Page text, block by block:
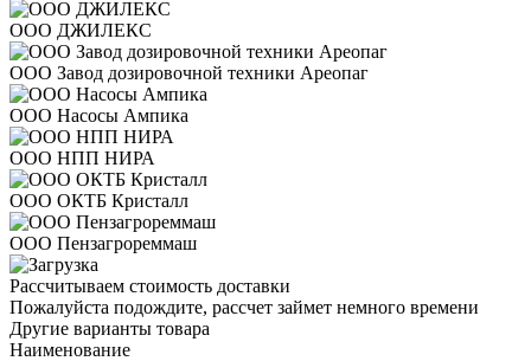
ООО ДЖИЛЕКС
ООО Завод дозировочной техники Ареопаг
ООО Насосы Ампика
ООО НПП НИРА
ООО ОКТБ Кристалл
ООО Пензагрореммаш
Рассчитываем стоимость доставки
Пожалуйста подождите, рассчет займет немного времени
Другие варианты товара
Наименование